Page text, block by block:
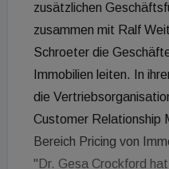
zusätzlichen
zusammen mit Ralf
Schroeter die
Immobilien leiten. In
die
Customer Relationship
Bereich Pricing von
"Dr. Gesa Crockford